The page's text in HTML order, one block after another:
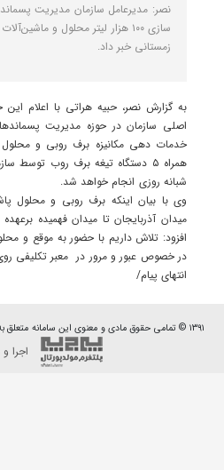
نصر: مدیرعامل سازمان مدیریت
سازی ۱۰۰ هزار لیتر محلول و
زمستانی خبر داد.
به گزارش نصر، حبیه هراتی با اعلام این
اصلی سازمان در حوزه مدیریت
همراه ۵ دستگاه تیغه برف روب
شبانه روزی انجام خواهد شد.
وی با بیان اینکه برف روبی و محلول
میدان آذربایجان تا میدان فهمیده
افزود: تلاش داریم با حضور به موقع و
در خصوص عبور و مرور در معبر تکلیفی
انتهای پیام/
۱۳۹۱ © تمامی حقوق مادی و معنوی این سامانه متعلق به پایگاه خبری - تحلیلی نصرنیوز می باشد.
اجرا